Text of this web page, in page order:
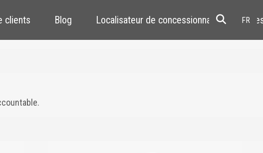
clients Blog Localisateur de concessionnaires